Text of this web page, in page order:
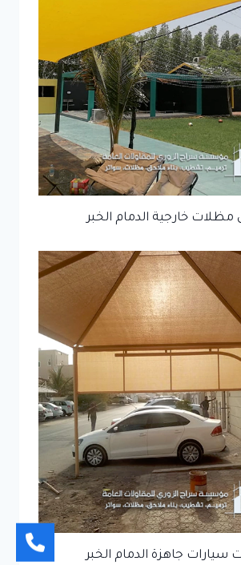
مظلات خارجية الدمام الخبر
سيارات جاهزة الدمام الخبر